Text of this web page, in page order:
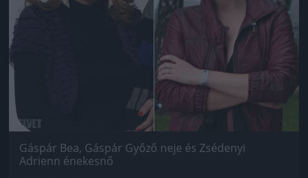
Gáspár Bea, Gáspár Győző neje és Zsédenyi
Adrienn énekesnő